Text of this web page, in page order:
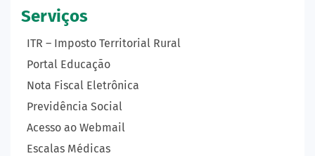
Serviços
ITR – Imposto Territorial Rural
Portal Educação
Nota Fiscal Eletrônica
Previdência Social
Acesso ao Webmail
Escalas Médicas